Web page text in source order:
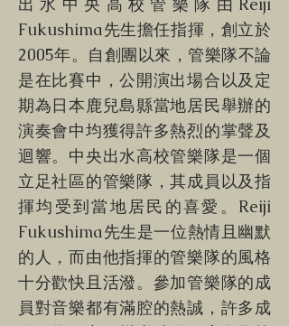
Fukushima先生擔任指揮，創立於
2005年。自創團以來，管樂隊不論
是在比賽中，公開演出場合以及定
期為日本鹿兒島縣當地居民舉辦的
演奏會中均獲得許多熱烈的掌聲及
迴響。中央出水高校管樂隊是一個
立足社區的管樂隊，其成員以及指
揮均受到當地居民的喜愛。Reiji
Fukushima先生是一位熱情且幽默
的人，而由他指揮的管樂隊的風格
十分歡快且活潑。參加管樂隊的成
員對音樂都有滿腔的熱誠，許多成